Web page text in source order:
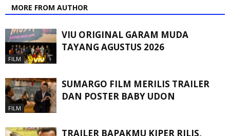
MORE FROM AUTHOR
FILM
VIU ORIGINAL GARAM MUDA
TAYANG AGUSTUS 2026
FILM
SUMARGO FILM MERILIS TRAILER
DAN POSTER BABY UDON
TRAILER BAPAKMU KIPER RILIS,